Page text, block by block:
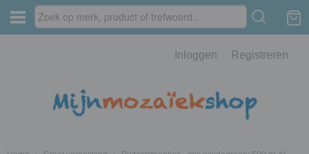
Inloggen Registreren